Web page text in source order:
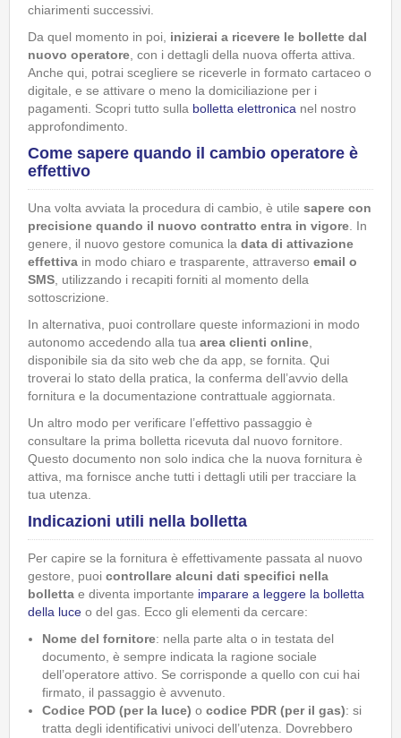
chiarimenti successivi.
Da quel momento in poi, inizierai a ricevere le bollette dal
nuovo operatore , con i dettagli della nuova offerta attiva.
Anche qui, potrai scegliere se riceverle in formato cartaceo o
digitale, e se attivare o meno la domiciliazione per i
pagamenti. Scopri tutto sulla bolletta elettronica nel nostro
approfondimento.
Come sapere quando il cambio operatore è
effettivo
Una volta avviata la procedura di cambio, è utile sapere con
precisione quando il nuovo contratto entra in vigore . In
genere, il nuovo gestore comunica la data di attivazione
effettiva in modo chiaro e trasparente, attraverso email o
SMS , utilizzando i recapiti forniti al momento della
sottoscrizione.
In alternativa, puoi controllare queste informazioni in modo
autonomo accedendo alla tua area clienti online
disponibile sia da sito web che da app, se fornita. Qui
troverai lo stato della pratica, la conferma dell’avvio della
fornitura e la documentazione contrattuale aggiornata.
Un altro modo per verificare l’effettivo passaggio è
consultare la prima bolletta ricevuta dal nuovo fornitore.
Questo documento non solo indica che la nuova fornitura è
attiva, ma fornisce anche tutti i dettagli utili per tracciare la
tua utenza.
Indicazioni utili nella bolletta
Per capire se la fornitura è effettivamente passata al nuovo
gestore, puoi controllare alcuni dati specifici nella
bolletta e diventa importante imparare a leggere la bolletta
della luce o del gas. Ecco gli elementi da cercare:
Nome del fornitore: nella parte alta o in testata del
documento, è sempre indicata la ragione sociale
dell’operatore attivo. Se corrisponde a quello con cui hai
firmato, il passaggio è avvenuto.
Codice POD (per la luce) o codice PDR (per il gas): si
tratta degli identificativi univoci dell’utenza. Dovrebbero